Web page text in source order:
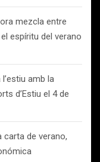
mezcla entre
espíritu del verano
amb la
d’Estiu el 4 de
carta de verano,